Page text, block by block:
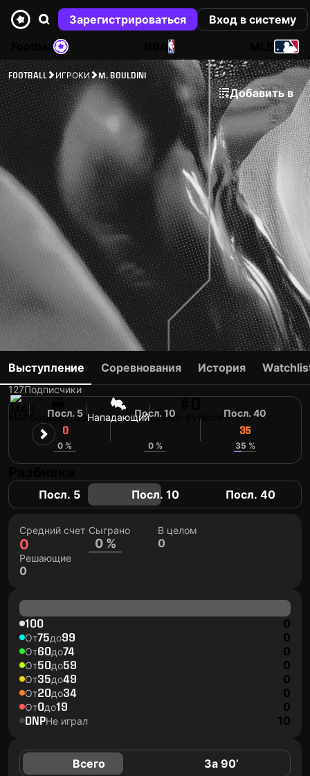
Зарегистрироваться
Вход в систему
NBA
FOOTBALL ИГРОКИ M. BOULDINI
Добавить в
M. BOULDINI
127Подписчики
Возраст: 30 НападающийНомер футболки
Выступление Соревнования История
Посл. 5
0
0 %
Посл. 10
0 %
Посл. 40
35
35 %
Посл. 5 Посл. 10 Посл. 40
Средний счет
0
Сыграно
0 %
В целом
0
Решающие
0
100 0
От75до99 0
От60до74 0
От50до59 0
От35до49 0
От20до34 0
От0до19 0
DNPНе играл 10
Всего За 90’